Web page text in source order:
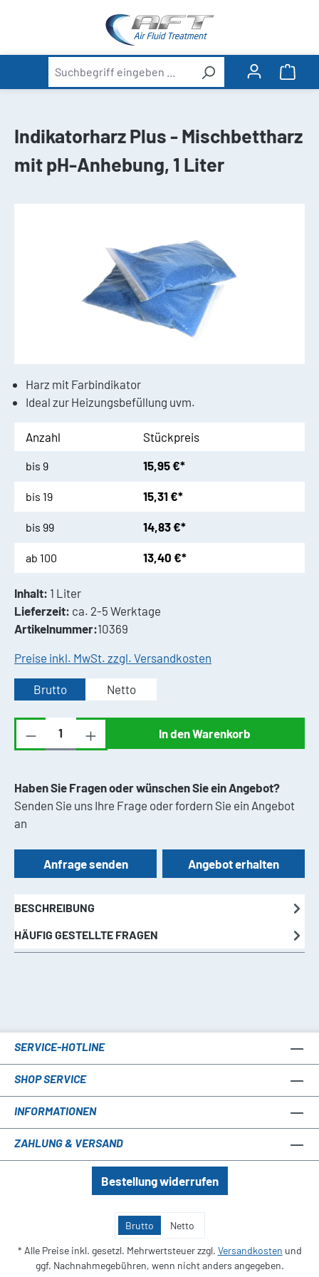
Indikatorharz Plus - Mischbettharz
mit pH-Anhebung, 1 Liter
Harz mit Farbindikator
Ideal zur Heizungsbefüllung uvm.
Anzahl Stückpreis
bis 9 15,95 €*
bis 19 15,31 €*
bis 99 14,83 €*
ab 100 13,40 €*
Inhalt: 1 Liter
Lieferzeit: ca. 2-5 Werktage
Artikelnummer:10369
Preise inkl. MwSt. zzgl. Versandkosten
Brutto Netto
Produkt Anzahl: Gib den gewünschten
In den Warenkorb
Haben Sie Fragen oder wünschen Sie ein Angebot?
Senden Sie uns Ihre Frage oder fordern Sie ein Angebot
an
Anfrage senden Angebot erhalten
BESCHREIBUNG
HÄUFIG GESTELLTE FRAGEN
SERVICE-HOTLINE
SHOP SERVICE
INFORMATIONEN
ZAHLUNG & VERSAND
Bestellung widerrufen
Brutto Netto
* Alle Preise inkl. gesetzl. Mehrwertsteuer zzgl. Versandkosten und
ggf. Nachnahmegebühren, wenn nicht anders angegeben.